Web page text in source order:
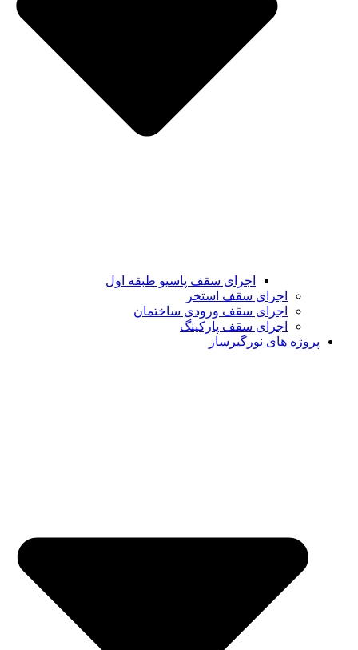
اجرای سقف پاسیو طبقه اول
اجرای سقف استخر
اجرای سقف ورودی ساختمان
اجرای سقف پارکینگ
پروژه های نورگیرساز